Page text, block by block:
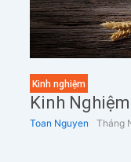
Kinh nghiệm
Kinh
Toan Nguyen Tháng